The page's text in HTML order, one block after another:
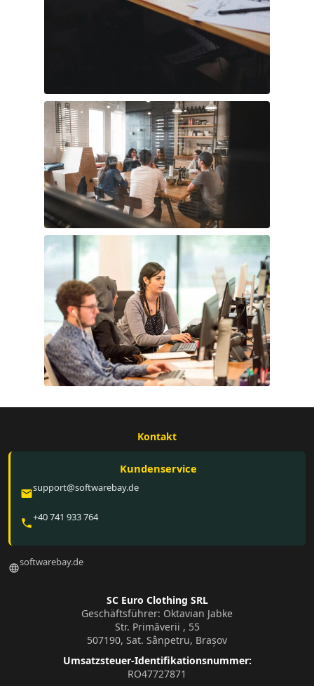
Kontakt
Kundenservice
emailsupport@softwarebay.de
phone+40 741 933 764
languagesoftwarebay.de
SC Euro Clothing SRL
Geschäftsführer: Oktavian Jabke
Str. Primăverii , 55
507190, Sat. Sânpetru, Brașov
Umsatzsteuer-Identifikationsnummer:
RO47727871